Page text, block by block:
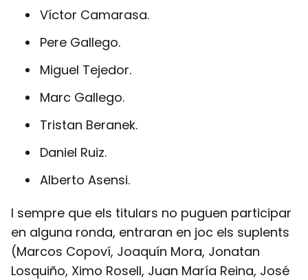
Víctor Camarasa.
Pere Gallego.
Miguel Tejedor.
Marc Gallego.
Tristan Beranek.
Daniel Ruiz.
Alberto Asensi.
I sempre que els titulars no puguen participar
en alguna ronda, entraran en joc els suplents
(Marcos Copoví, Joaquín Mora, Jonatan
Losquiño, Ximo Rosell, Juan María Reina, José